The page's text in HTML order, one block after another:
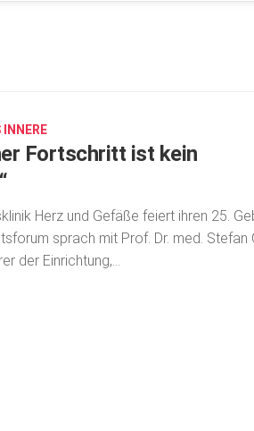
INNERE
Fortschritt ist kein
Herz und Gefäße feiert ihren 25.
sprach mit Prof. Dr. med. Stefan
der Einrichtung,...